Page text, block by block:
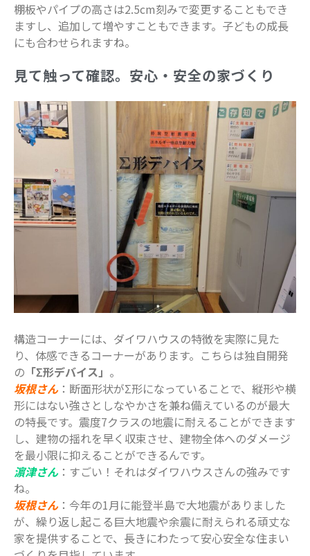
棚板やパイプの高さは2.5cm刻みで変更することもでき
ますし、追加して増やすこともできます。子どもの成長
にも合わせられますね。
見て触って確認。安心・安全の家づくり
構造コーナーには、ダイワハウスの特徴を実際に見た
り、体感できるコーナーがあります。こちらは独自開発
の 「Σ形デバイス」 。
坂根さん：断面形状がΣ形になっていることで、縦形や横
形にはない強さとしなやかさを兼ね備えているのが最大
の特長です。震度7クラスの地震に耐えることができます
し、建物の揺れを早く収束させ、建物全体へのダメージ
を最小限に抑えることができるんです。
濵津さん：すごい！それはダイワハウスさんの強みです
ね。
坂根さん：今年の1月に能登半島で大地震がありました
が、繰り返し起こる巨大地震や余震に耐えられる頑丈な
家を提供することで、長きにわたって安心安全な住まい